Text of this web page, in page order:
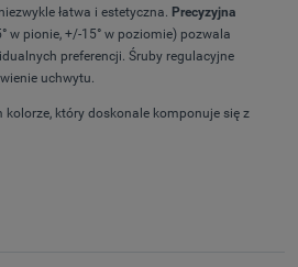
łatwa i estetyczna. Precyzyjna
w pionie, +/-15° w poziomie) pozwala
preferencji. Śruby regulacyjne
uchwytu.
kolorze, który doskonale komponuje się z